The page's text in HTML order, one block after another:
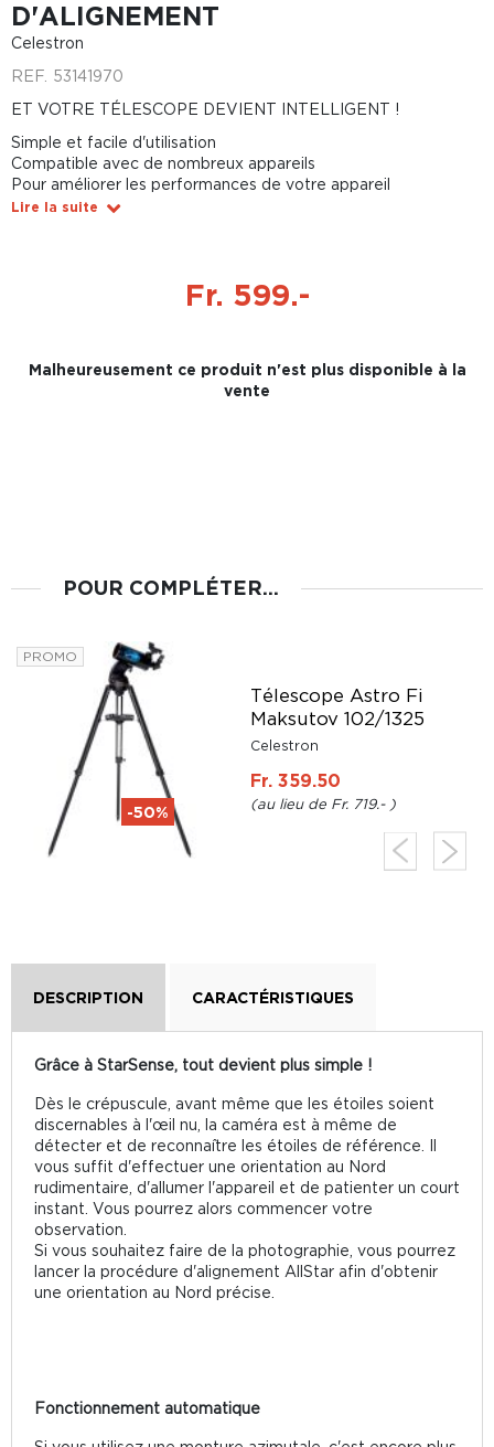
D'ALIGNEMENT
Celestron
REF. 53141970
ET VOTRE TÉLESCOPE DEVIENT INTELLIGENT !
Simple et facile d'utilisation
Compatible avec de nombreux appareils
Pour améliorer les performances de votre appareil
Lire la suite
Fr. 599.-
Malheureusement ce produit n'est plus disponible à la
vente
POUR COMPLÉTER...
PROMO
Télescope Astro Fi
Maksutov 102/1325
Celestron
Fr. 359.50
Fr. 719.-
-50%
DESCRIPTION CARACTÉRISTIQUES
Grâce à StarSense, tout devient plus simple !
Dès le crépuscule, avant même que les étoiles soient
discernables à l'œil nu, la caméra est à même de
détecter et de reconnaître les étoiles de référence. Il
vous suffit d'effectuer une orientation au Nord
rudimentaire, d'allumer l'appareil et de patienter un court
instant. Vous pourrez alors commencer votre
observation.
Si vous souhaitez faire de la photographie, vous pourrez
lancer la procédure d'alignement AllStar afin d'obtenir
une orientation au Nord précise.
Fonctionnement automatique